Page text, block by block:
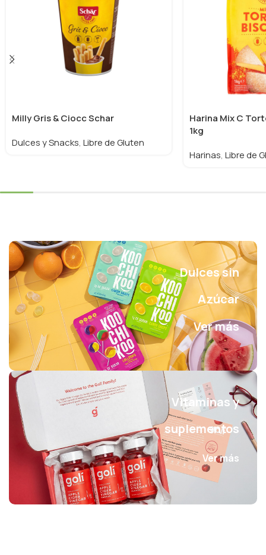
Milly Gris & Ciocc Schar
Dulces y Snacks, Libre de Gluten
Harina Mix C
1kg
Harinas, Libre de
Dulces sin
Azúcar
Ver más
Vitaminas y
suplementos
Ver más